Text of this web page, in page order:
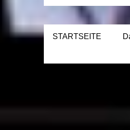
STARTSEITE